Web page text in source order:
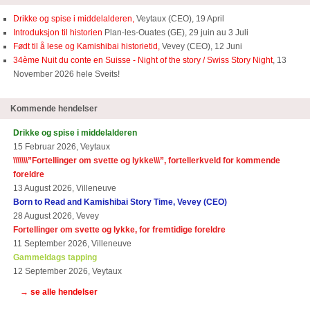
Drikke og spise i middelalderen, Veytaux (CEO), 19 April
Introduksjon til historien Plan-les-Ouates (GE), 29 juin au 3 Juli
Født til å lese og Kamishibai historietid, Vevey (CEO), 12 Juni
34ème Nuit du conte en Suisse - Night of the story / Swiss Story Night, 13
November 2026 hele Sveits!
Kommende hendelser
Drikke og spise i middelalderen
15 Februar 2026, Veytaux
\\\\\\\”Fortellinger om svette og lykke\\\”, fortellerkveld for kommende
foreldre
13 August 2026, Villeneuve
Born to Read and Kamishibai Story Time, Vevey (CEO)
28 August 2026, Vevey
Fortellinger om svette og lykke, for fremtidige foreldre
11 September 2026, Villeneuve
Gammeldags tapping
12 September 2026, Veytaux
→ se alle hendelser